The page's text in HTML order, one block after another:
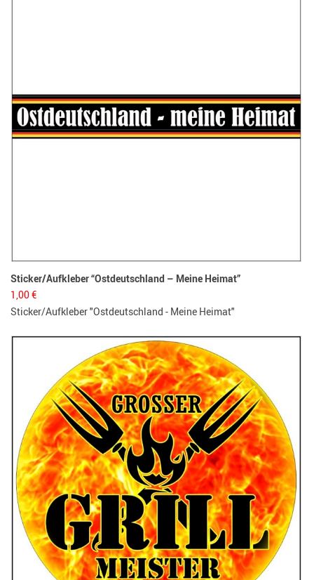
Sticker/Aufkleber “Ostdeutschland – Meine Heimat”
1,00€
Sticker/Aufkleber "Ostdeutschland - Meine Heimat"